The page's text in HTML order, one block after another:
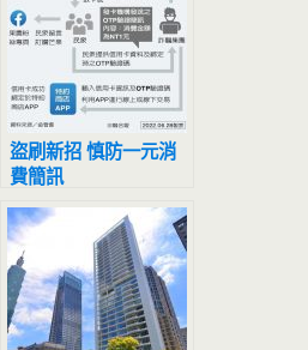
盜刷新招 慎防一元消
費簡訊